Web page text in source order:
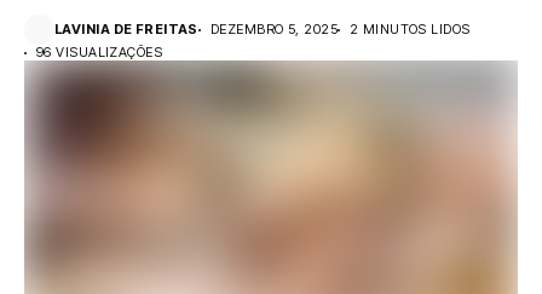
LAVINIA DE FREITAS DEZEMBRO 5, 2025
2 MINUTOS LIDOS
96 VISUALIZAÇÕES